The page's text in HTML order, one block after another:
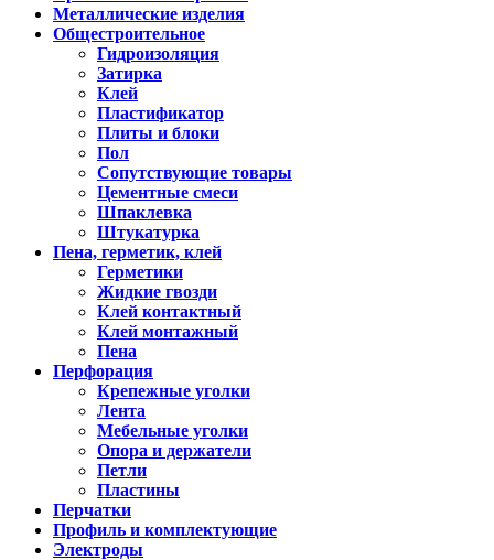
Металлические изделия
Общестроительное
Гидроизоляция
Затирка
Клей
Пластификатор
Плиты и блоки
Пол
Сопутствующие товары
Цементные смеси
Шпаклевка
Штукатурка
Пена, герметик, клей
Герметики
Жидкие гвозди
Клей контактный
Клей монтажный
Пена
Перфорация
Крепежные уголки
Лента
Мебельные уголки
Опора и держатели
Петли
Пластины
Перчатки
Профиль и комплектующие
Электроды